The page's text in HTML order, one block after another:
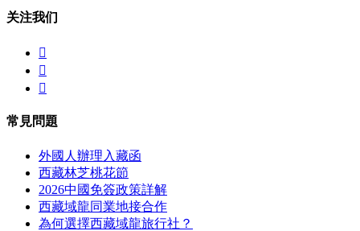
关注我们



常見問題
外國人辦理入藏函
西藏林芝桃花節
2026中國免簽政策詳解
西藏域龍同業地接合作
為何選擇西藏域龍旅行社？